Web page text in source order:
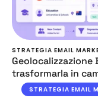
STRATEGIA EMAIL
Geolocalizzazione
trasformarla in
STRATEGIA EMAIL